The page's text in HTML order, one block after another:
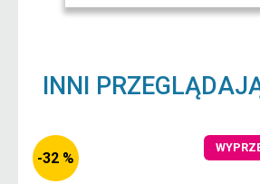
INNI
-32 %